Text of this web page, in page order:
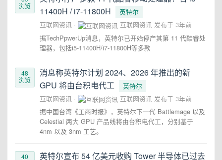
浏览
11400H / i7-11800H
英特尔
互联网资讯
互联网资讯 发布于 3年前
据TechPpwerUp消息，英特尔已开始停产其第 11 代酷睿处
理器，包括i5-11400H/i7-11800H等多款
48
浏览
消息称英特尔计划 2024、2026 年推出的新
GPU 将由台积电代工
英特尔
互联网资讯
互联网资讯 发布于 3年前
据中国台湾《工商时报》，英特尔下一代 Battlemage 以及
Celestial 两大 GPU 产品线将由台积电代工，分别基于
4nm 以及 3nm 工艺。
40
英特尔宣布 54 亿美元收购 Tower 半导体已过去